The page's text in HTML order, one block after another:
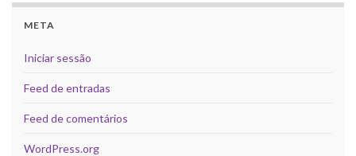
META
Iniciar sessão
Feed de entradas
Feed de comentários
WordPress.org